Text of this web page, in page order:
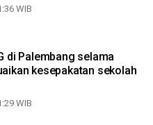
WIB
di Palembang selama
kesepakatan sekolah
WIB